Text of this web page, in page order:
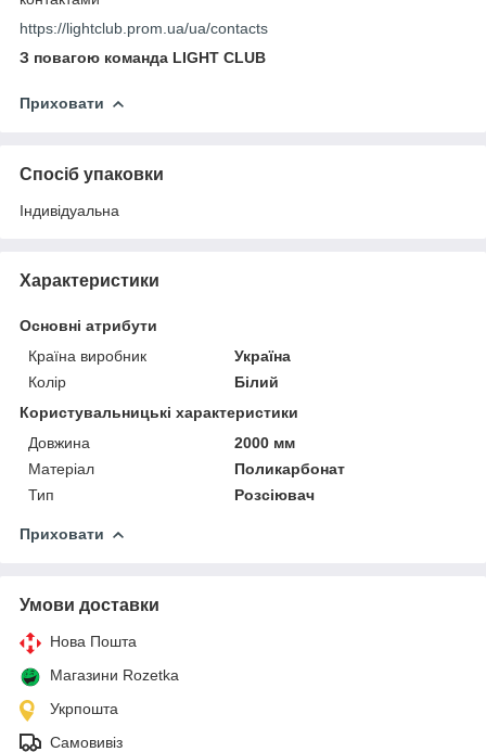
https://lightclub.prom.ua/ua/contacts
З повагою команда LIGHT CLUB
Приховати
Спосіб упаковки
Індивідуальна
Характеристики
Основні атрибути
Країна виробник
Україна
Колір
Білий
Користувальницькі характеристики
Довжина
2000 мм
Матеріал
Поликарбонат
Тип
Розсіювач
Приховати
Умови доставки
Нова Пошта
Магазини Rozetka
Укрпошта
Самовивіз